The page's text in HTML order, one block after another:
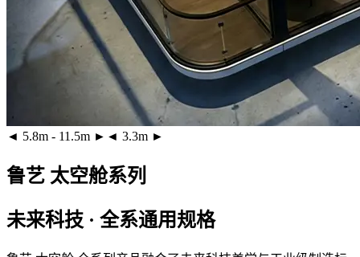
◄ 5.8m - 11.5m ► ◄ 3.3m ►
鲁艺 太空舱系列
未来科技 · 全系通用规格